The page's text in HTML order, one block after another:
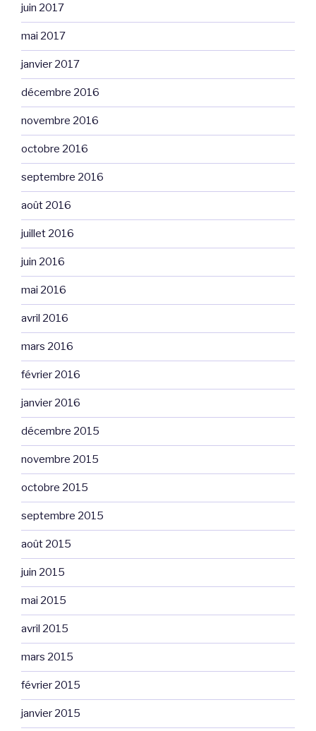
juin 2017
mai 2017
janvier 2017
décembre 2016
novembre 2016
octobre 2016
septembre 2016
août 2016
juillet 2016
juin 2016
mai 2016
avril 2016
mars 2016
février 2016
janvier 2016
décembre 2015
novembre 2015
octobre 2015
septembre 2015
août 2015
juin 2015
mai 2015
avril 2015
mars 2015
février 2015
janvier 2015